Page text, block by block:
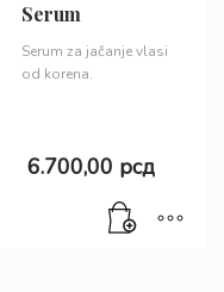
Serum
Serum za jačanje vlasi
od korena.
6.700,00 рсд